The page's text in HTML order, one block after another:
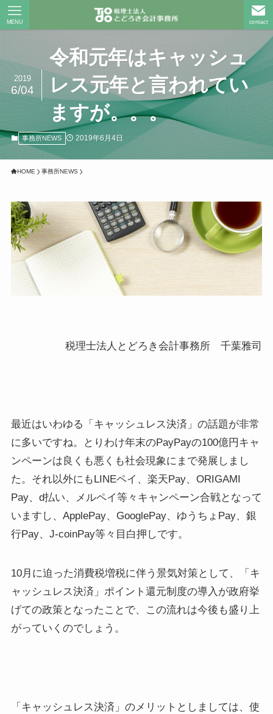
contact
MENU
令和元年はキャッシュ
レス元年と言われてい
ますが。。。
2019
6/04
事務所NEWS 2019年6月4日
HOME 事務所NEWS
税理士法人とどろき会計事務所 千葉雅司
最近はいわゆる「キャッシュレス決済」の話題が非常
に多いですね。とりわけ年末のPayPayの100億円キャ
ンペーンは良くも悪くも社会現象にまで発展しまし
た。それ以外にもLINEペイ、楽天Pay、ORIGAMI
Pay、d払い、メルペイ等々キャンペーン合戦となって
いますし、ApplePay、GooglePay、ゆうちょPay、銀
行Pay、J-coinPay等々目白押しです。
10月に迫った消費税増税に伴う景気対策として、「キ
ャッシュレス決済」ポイント還元制度の導入が政府挙
げての政策となったことで、この流れは今後も盛り上
がっていくのでしょう。
「キャッシュレス決済」のメリットとしましては、使